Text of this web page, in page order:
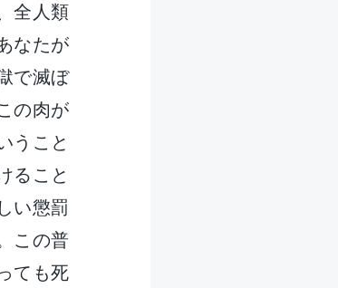
全人類
なたが
で滅ぼ
の肉が
うこと
ること
い懲罰
この普
ても死